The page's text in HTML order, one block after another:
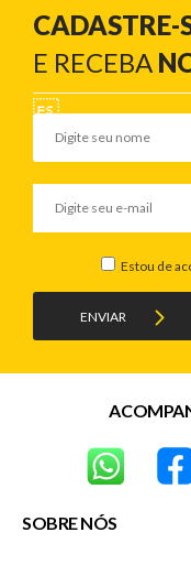
CADASTRE-
E RECEBA
ENVIAR
Estou de
SOBRE NÓS